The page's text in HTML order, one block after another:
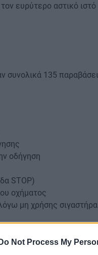
Do Not Process My
ευρύτερο αστικό
συνολικά 135
οδήγηση
STOP)
οχήματος
μη χρήσης σιγαστήρα
σχετικά